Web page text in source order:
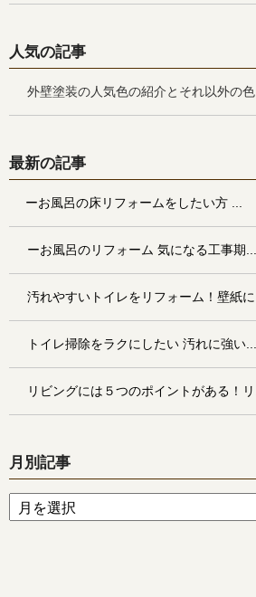
人気の記事
外壁塗装の人気色の紹介とそれ以外の
最新の記事
ーお風呂の床リフォームをしたい方 ...
ーお風呂のリフォーム 気になる工事期...
汚れやすいトイレをリフォーム！壁紙
トイレ掃除をラクにしたい 汚れに強い...
リビングには５つのポイントがある！
月別記事